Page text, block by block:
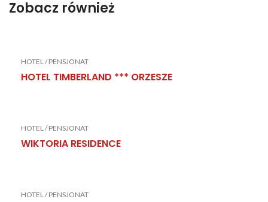
Zobacz również
HOTEL / PENSJONAT
HOTEL TIMBERLAND *** ORZESZE
HOTEL / PENSJONAT
WIKTORIA RESIDENCE
HOTEL / PENSJONAT